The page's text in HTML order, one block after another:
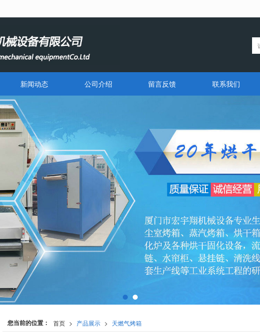
新闻动态 公司介绍 留言反馈 联系我们
您当前的位置： 首页 > 产品展示 > 天燃气烤箱